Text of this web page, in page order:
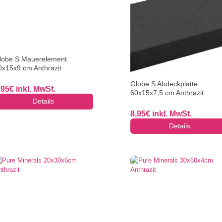
S Mauerelement
cm Anthrazit
€ inkl. MwSt.
Details
Globe S Abdeckplatte
60x15x7,5 cm Anthrazit
8,95€ inkl. MwSt.
Details